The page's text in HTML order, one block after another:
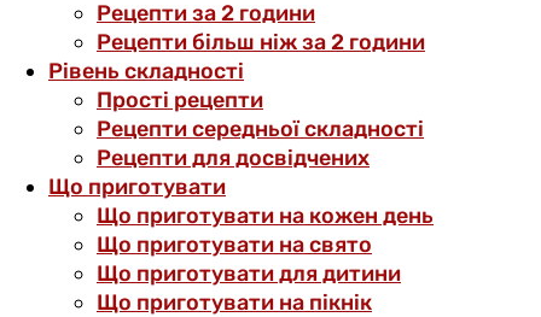
Рецепти за 2 години
Рецепти більш ніж за 2 години
Рівень складності
Прості рецепти
Рецепти середньої складності
Рецепти для досвідчених
Що приготувати
Що приготувати на кожен день
Що приготувати на свято
Що приготувати для дитини
Що приготувати на пікнік